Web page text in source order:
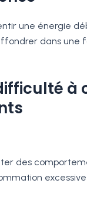
une énergie
dans
des